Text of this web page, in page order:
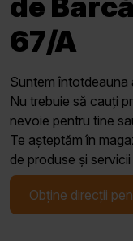
67/A
Suntem
Nu trebuie să cauți
nevoie pentru tine
Te așteptăm în
de produse și
Obține direcții